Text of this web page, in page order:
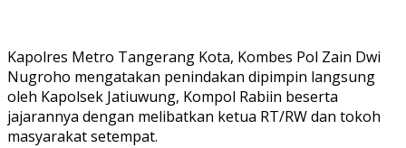
Kapolres Metro Tangerang Kota, Kombes Pol Zain Dwi
Nugroho mengatakan penindakan dipimpin langsung
oleh Kapolsek Jatiuwung, Kompol Rabiin beserta
jajarannya dengan melibatkan ketua RT/RW dan tokoh
masyarakat setempat.